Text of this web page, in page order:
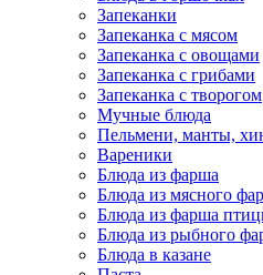
Запеканки
Запеканка с мясом
Запеканка с овощами
Запеканка с грибами
Запеканка с творогом
Мучные блюда
Пельмени, манты,
Вареники
Блюда из фарша
Блюда из мясного
Блюда из фарша
Блюда из рыбного
Блюда в казане